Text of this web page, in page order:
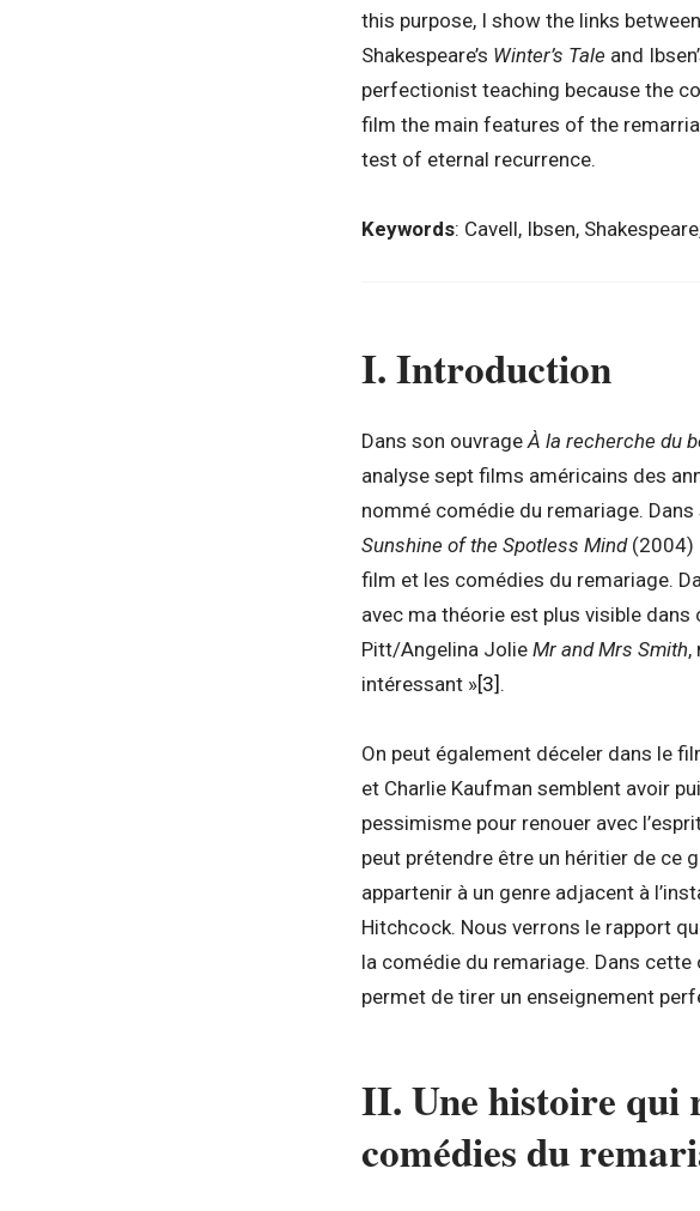
this purpose, I show the links
Shakespeare’s Winter’s Tale and
perfectionist teaching because the
film the main features of the
test of eternal recurrence.
Keywords: Cavell, Ibsen,
I. Introduction
Dans son ouvrageÀ la recherche du
analyse sept films américains des
nommé comédie du remariage.
Sunshine of the Spotless Mind(2004)
film et les comédies du remariage.
avec ma théorie est plus visible dans
Pitt/Angelina Jolie Mr and Mrs Smith,
intéressant »[3] .
On peut également déceler dans le
et Charlie Kaufman semblent avoir
pessimisme pour renouer avec
peut prétendre être un héritier de ce
appartenir à un genre adjacent à
Hitchcock. Nous verrons le rapport
la comédie du remariage. Dans
permet de tirer un enseignement
II. Une histoire qui
comédies du